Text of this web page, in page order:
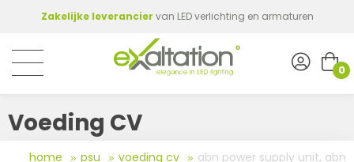
Zakelijke leverancier van LED verlichting en armaturen
0
Voeding CV
home psu voeding cv
abn power supply unit, abn